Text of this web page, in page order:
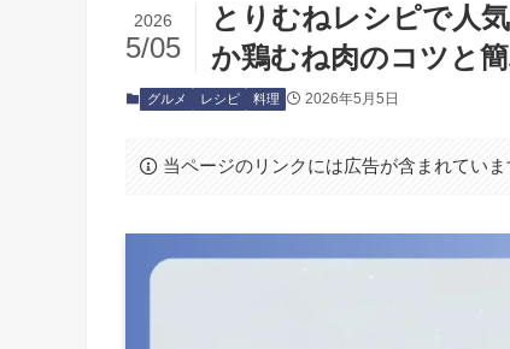
とりむねレシピで人
か鶏むね肉のコツと
2026
5/05
グルメ レシピ 料理 2026年5月5日
当ページのリンクには広告が含まれていま